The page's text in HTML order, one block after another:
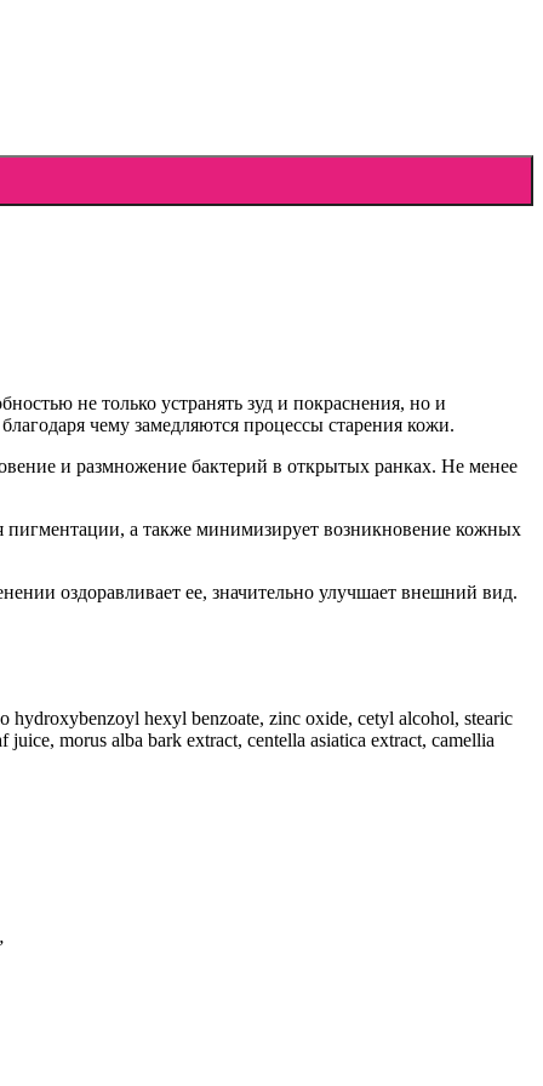
не только устранять зуд и покраснения, но и
чему замедляются процессы старения кожи.
и размножение бактерий в открытых ранках. Не менее
а также минимизирует возникновение кожных
оздоравливает ее, значительно улучшает внешний вид.
hexyl benzoate, zinc oxide, cetyl alcohol, stearic
morus alba bark extract, centella asiatica extract, camellia